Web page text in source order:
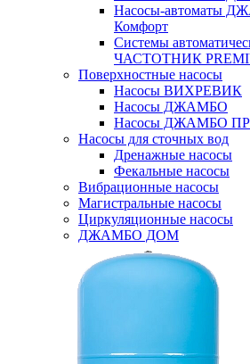
Насосы-автоматы
Комфорт
Системы
ЧАСТОТНИК
Поверхностные насосы
Насосы ВИХРЕВИК
Насосы ДЖАМБО
Насосы ДЖАМБО
Насосы для сточных вод
Дренажные насосы
Фекальные насосы
Вибрационные насосы
Магистральные насосы
Циркуляционные насосы
ДЖАМБО ДОМ